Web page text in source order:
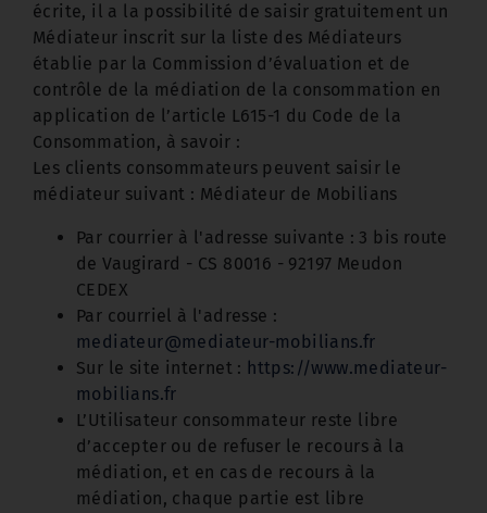
écrite, il a la possibilité de saisir gratuitement un
Médiateur inscrit sur la liste des Médiateurs
établie par la Commission d’évaluation et de
contrôle de la médiation de la consommation en
application de l’article L615-1 du Code de la
Consommation, à savoir :
Les clients consommateurs peuvent saisir le
médiateur suivant : Médiateur de Mobilians
Par courrier à l'adresse suivante : 3 bis route
de Vaugirard - CS 80016 - 92197 Meudon
CEDEX
Par courriel à l'adresse :
mediateur@mediateur-mobilians.fr
Sur le site internet : https://www.mediateur-
mobilians.fr
L’Utilisateur consommateur reste libre
d’accepter ou de refuser le recours à la
médiation, et en cas de recours à la
médiation, chaque partie est libre